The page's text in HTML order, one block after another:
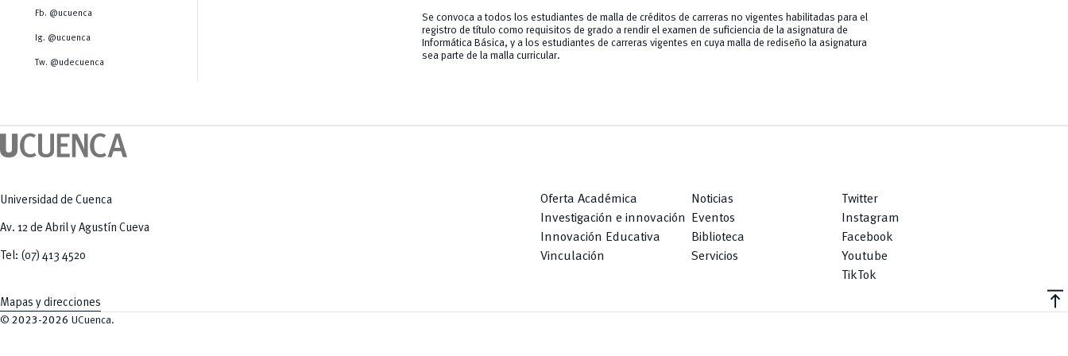
Tecnologías
Radio Universitaria
Sostenibilidad
Fb. @ucuenca
Ig. @ucuenca
Tw. @udecuenca
Se convoca a todos los estudiantes de malla de créditos de carreras no vigentes habilitadas para el
registro de título como requisitos de grado a rendir el examen de suficiencia de la asignatura de
Informática Básica, y a los estudiantes de carreras vigentes en cuya malla de rediseño la asignatura
sea parte de la malla curricular.
Universidad de Cuenca
Av. 12 de Abril y Agustín Cueva
Tel: (07) 413 4520
Mapas y direcciones
Oferta Académica
Investigación e innovación
Innovación Educativa
Vinculación
Noticias
Eventos
Biblioteca
Servicios
Twitter
Instagram
Facebook
Youtube
TikTok
vertical_align_top
© 2023-2026 UCuenca.